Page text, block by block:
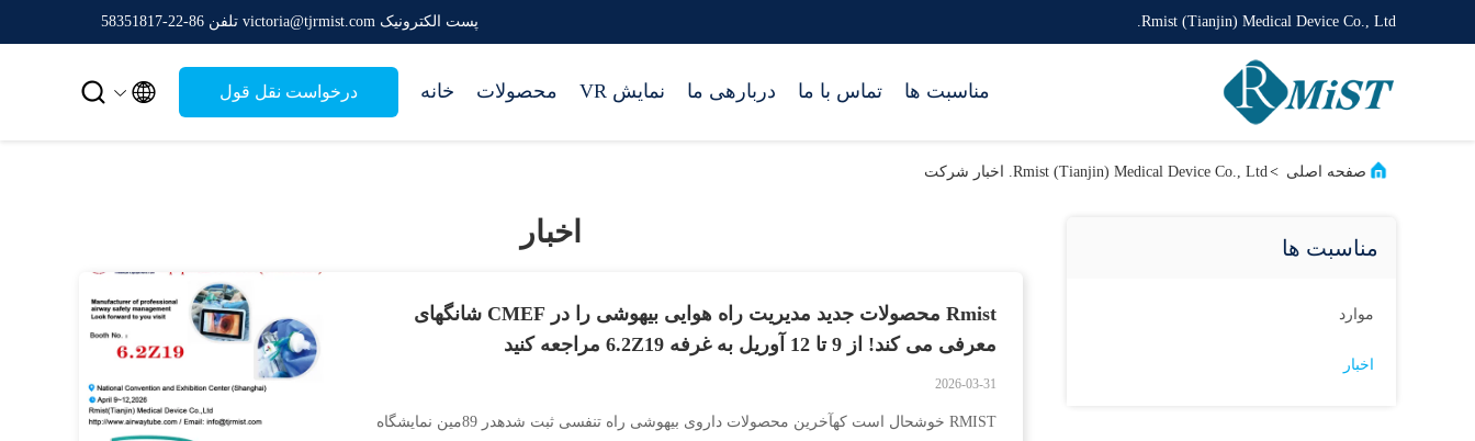
Rmist (Tianjin) Medical Device Co., Ltd. پست الکترونیک victoria@tjrmist.com تلفن 86-22-58351817
خانه محصولات نمایش VR دربارهی ما تماس با ما مناسبت ها درخواست نقل قول 

صفحه اصلی >Rmist (Tianjin) Medical Device Co., Ltd. اخبار شرکت
مناسبت ها
موارد
اخبار
اخبار
Rmist محصولات جدید مدیریت راه هوایی بیهوشی را در CMEF شانگهای
معرفی می کند! از 9 تا 12 آوریل به غرفه 6.2Z19 مراجعه کنید
2026-03-31
RMIST خوشحال است کهآخرین محصولات داروی بیهوشی راه تنفسی ثبت شدهدر 89مین نمایشگاه